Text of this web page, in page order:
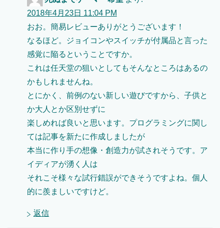
2018年4月23日 11:04 PM
おお。簡易レビューありがとうございます！
なるほど。ジョイコンやスイッチが付属品と言った
感覚に陥るということですか。
これは任天堂の狙いとしてもそんなところはあるの
かもしれませんね。
とにかく、前例のない新しい遊びですから、子供と
か大人とか区別せずに
楽しめれば良いと思います。プログラミングに関し
ては記事を新たに作成しましたが
本当に作り手の想像・創造力が試されそうです。ア
イディアが湧く人は
それこそ様々な試行錯誤ができそうですよね。個人
的に羨ましいですけど。
返信